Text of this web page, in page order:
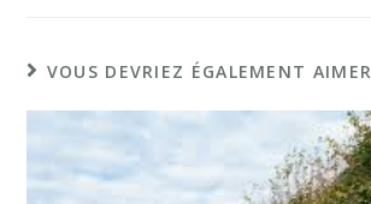
VOUS DEVRIEZ ÉGALEMENT AIMER